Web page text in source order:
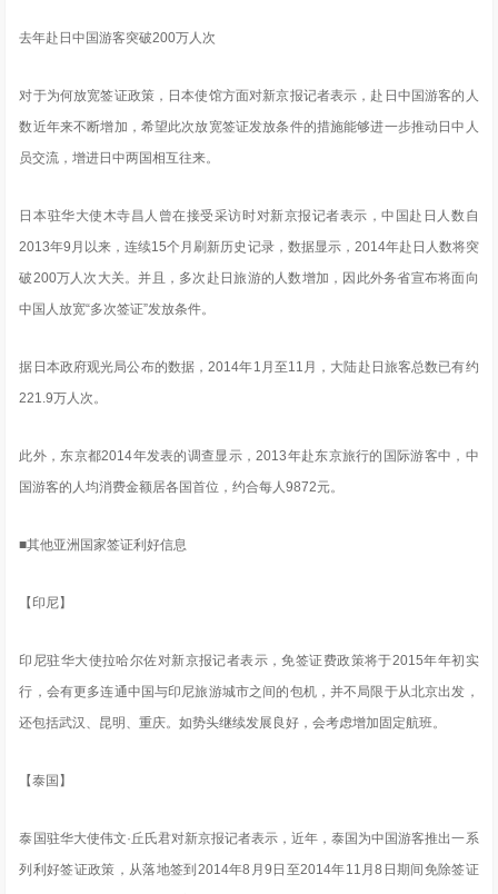
去年赴日中国游客突破200万人次
对于为何放宽签证政策，日本使馆方面对新京报记者表示，赴日中国游客的人
数近年来不断增加，希望此次放宽签证发放条件的措施能够进一步推动日中人
员交流，增进日中两国相互往来。
日本驻华大使木寺昌人曾在接受采访时对新京报记者表示，中国赴日人数自
2013年9月以来，连续15个月刷新历史记录，数据显示，2014年赴日人数将突
破200万人次大关。并且，多次赴日旅游的人数增加，因此外务省宣布将面向
中国人放宽“多次签证”发放条件。
据日本政府观光局公布的数据，2014年1月至11月，大陆赴日旅客总数已有约
221.9万人次。
此外，东京都2014年发表的调查显示，2013年赴东京旅行的国际游客中，中
国游客的人均消费金额居各国首位，约合每人9872元。
■其他亚洲国家签证利好信息
【印尼】
印尼驻华大使拉哈尔佐对新京报记者表示，免签证费政策将于2015年年初实
行，会有更多连通中国与印尼旅游城市之间的包机，并不局限于从北京出发，
还包括武汉、昆明、重庆。如势头继续发展良好，会考虑增加固定航班。
【泰国】
泰国驻华大使伟文·丘氏君对新京报记者表示，近年，泰国为中国游客推出一系
列利好签证政策，从落地签到2014年8月9日至2014年11月8日期间免除签证